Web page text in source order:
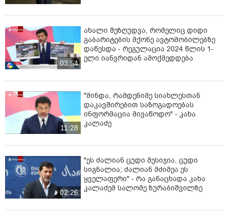
03:54
ახალი შეზღუდვა, რომელიც დიდი
გაბარიტების მქონე ავტომობილებზე
დაწესდა - რეგულაცია 2024 წლის 1-
ელი იანვრიდან ამოქმედდება
11:28
"მინდა, რამდენიმე სიახლესთან
დაკავშირებით საზოგადოებას
ინფორმაცია მივაწოდო" - კახა
კალაძე
02:26
"ეს ძალიან ცუდი მესიჯია, ცუდი
სიგნალია; ძალიან მძიმეა ეს
ყველაფერი" - რა განაცხადა კახა
კალაძემ სალომე ზურაბიშვილზე